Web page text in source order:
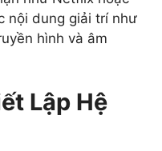
nội dung giải trí như
hình và âm
Lập Hệ